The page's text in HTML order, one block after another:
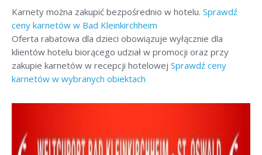
Karnety można zakupić bezpośrednio w hotelu. Sprawdź
ceny karnetów w Bad Kleinkirchheim
Oferta rabatowa dla dzieci obowiązuje wyłącznie dla
klientów hotelu biorącego udział w promocji oraz przy
zakupie karnetów w recepcji hotelowej Sprawdź ceny
karnetów w wybranych obiektach